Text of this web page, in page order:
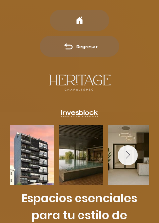
Regresar
Espacios esenciales
para tu estilo de